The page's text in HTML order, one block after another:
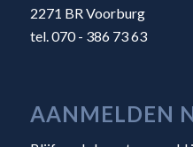
2271 BR Voorburg
tel. 070 - 386 73 63
AANMELDEN